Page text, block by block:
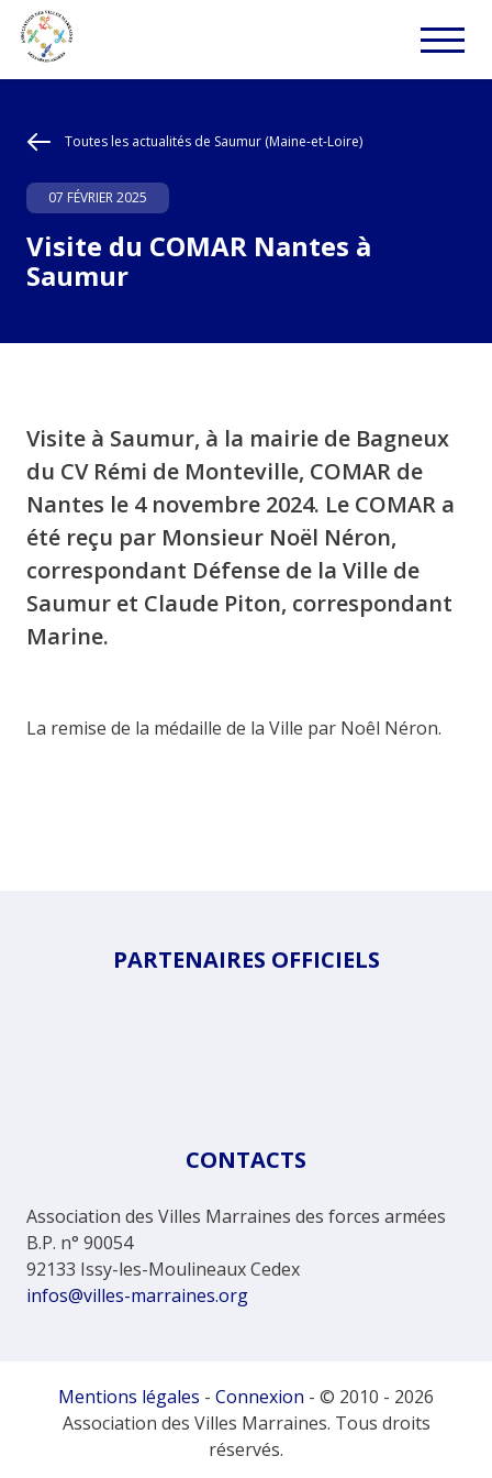
Toutes les actualités de Saumur (Maine-et-Loire)
07 FÉVRIER 2025
Visite du COMAR Nantes à
Saumur
Visite à Saumur, à la mairie de Bagneux
du CV Rémi de Monteville, COMAR de
Nantes le 4 novembre 2024. Le COMAR a
été reçu par Monsieur Noël Néron,
correspondant Défense de la Ville de
Saumur et Claude Piton, correspondant
Marine.
La remise de la médaille de la Ville par Noêl Néron.
PARTENAIRES OFFICIELS
CONTACTS
Association des Villes Marraines des forces armées
B.P. n° 90054
92133 Issy-les-Moulineaux Cedex
infos@villes-marraines.org
Mentions légales - Connexion - © 2010 - 2026
Association des Villes Marraines. Tous droits
réservés.